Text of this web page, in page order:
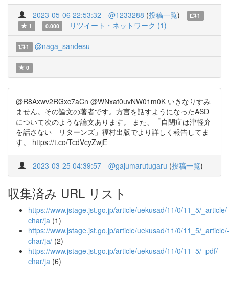
2023-05-06 22:53:32 @1233288 (投稿一覧)
1
1
0.000 リツイート・ネットワーク (1)
1 @naga_sandesu
0
@R8Axwv2RGxc7aCn @WNxat0uvNW01m0K いきなりすみ
ません。その論文の著者です。方言を話すようになったASD
について次のような論文あります。 また、「自閉症は津軽弁
を話さない リターンズ」福村出版でより詳しく報告してま
す。 https://t.co/TcdVcyZwjE
2023-03-25 04:39:57 @gajumarutugaru (投稿一覧)
収集済み URL リスト
https://www.jstage.jst.go.jp/article/uekusad/11/0/11_5/_article/-
char/ja (1)
https://www.jstage.jst.go.jp/article/uekusad/11/0/11_5/_article/-
char/ja/ (2)
https://www.jstage.jst.go.jp/article/uekusad/11/0/11_5/_pdf/-
char/ja (6)